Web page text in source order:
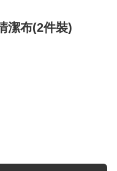
潔布(2件裝)